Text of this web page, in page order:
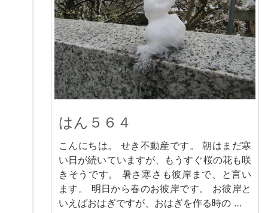
はん５６４
こんにちは。 せき不動産です。 朝はまだ寒
い日が続いていますが、もうすぐ桜の花も咲
きそうです。 暑さ寒さも彼岸まで、と言い
ます。 明日から春のお彼岸です。 お彼岸と
いえばおはぎですが、おはぎを作る時の …